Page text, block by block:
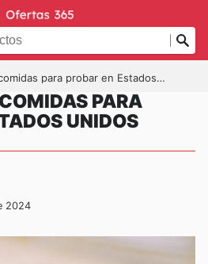
para probar en Estados Unidos
PARA
UNIDOS
2024